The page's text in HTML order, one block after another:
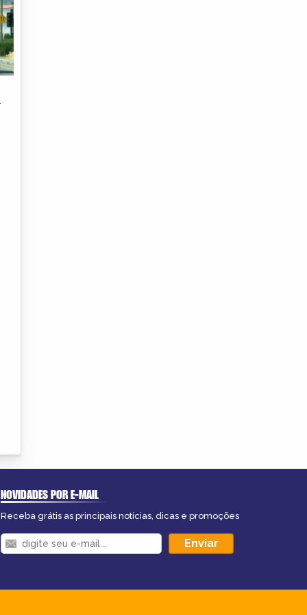
NOVIDADES POR E-MAIL
Receba grátis as principais notícias, dicas e promoções